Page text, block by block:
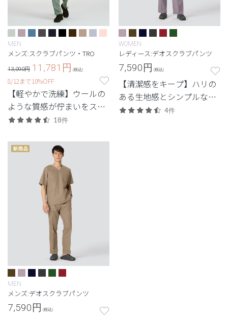
MEN
メンズ:スクラブパンツ・TRO
13,090円 11,781 円 (税込)
8/12まで10%OFF
【軽やかで洗練】ウールの
ような質感が佇まいをスマ
ートに引き立てる定番シリ
18件
WOMEN
レディース:デオスクラブパンツ
7,590円 (税込)
【清潔感をキープ】ハリの
ある生地感とシンプルなデ
ザイン。清潔感と快適さに
4件
MEN
メンズ:デオスクラブパンツ
7,590円 (税込)